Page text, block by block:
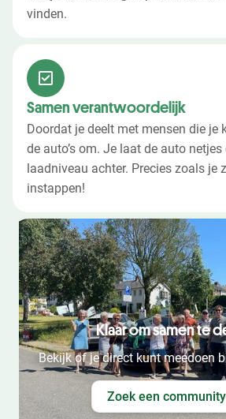
Klaar om samen te
Bekijk of je direct kunt meedoen
Zoek een community
vinden.
Samen verantwoordelijk
Doordat je deelt met mensen die je
de auto’s om. Je laat de auto
laadniveau achter. Precies zoals je
instappen!